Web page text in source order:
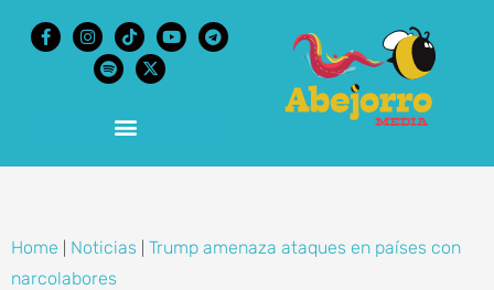
Home Noticias
Trump amenaza ataques en países con
narcolabores